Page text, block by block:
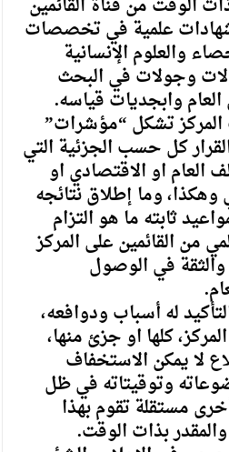
الوقت من قناة القائمين
علمية في تخصصات
والعلوم الإنسانية
وجولات في البحث
وابجديات قياسه.
تشكل “مؤشرات”
كل حسب الجزئية التي
العام او الاقتصادي او
وهكذا، وما إطلاق نتائجه
ثابته ما هو التزام
القائمين على المركز
والثقة في الوصول
له أسباب ودوافعه،
كلها او جزئ منها،
لا يمكن الاستخفاف
وتوقيتاته في ظل
مستقلة تقوم بهذا
بذات الوقت.